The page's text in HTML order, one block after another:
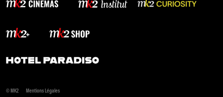
© MK2 Mentions Légales